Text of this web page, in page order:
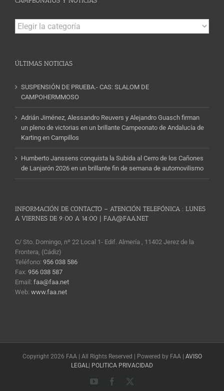
Campeonatos
y
ÚLTIMAS NOTICIAS
SUSPENSIÓN DE PRUEBA.- CAS: SLALOM DE
CAMPOHERMMOSO
Adrián Jiménez, Alessandro Reuvers y Alejandro Guasch firman
un pleno de victorias en un brillante Campeonato de Andalucía de
Karting en Campillos
Humberto Janssens conquista la Subida al Cerro de los Cañones
de Lanjarón 2026 en un brillante fin de semana de automovilismo
INFORMACIÓN DE CONTACTO – ATENCIÓN TELEFÓNICA : LUNES
A VIERNES DE 9:00 A 14:00 | FAA@FAA.NET
C/ Sto. Domingo, nº 22 Local 1- Edif. Almería , 11402 Jerez de la
Frontera, (Cádiz)
Teléfono: 956 038 586
Fax: 956 038 587
Email: faa@faa.net
Web: www.faa.net
Copyright 2026 FAA | All Rights Reserved | Powered by FAA | AVISO
LEGAL | POLITICA PRIVACIDAD
YouTubeFacebook